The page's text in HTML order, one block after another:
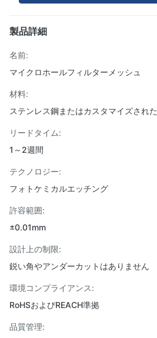
製品詳細
名前:
マイクロホールフィルターメッシュ
材料:
ステンレス鋼またはカスタマイズされた
リードタイム:
1～2週間
テクノロジー:
フォトケミカルエッチング
許容範囲:
±0.01mm
設計上の制限:
鋭い角やアンダーカットはありません
環境コンプライアンス:
RoHSおよびREACH準拠
品質管理: